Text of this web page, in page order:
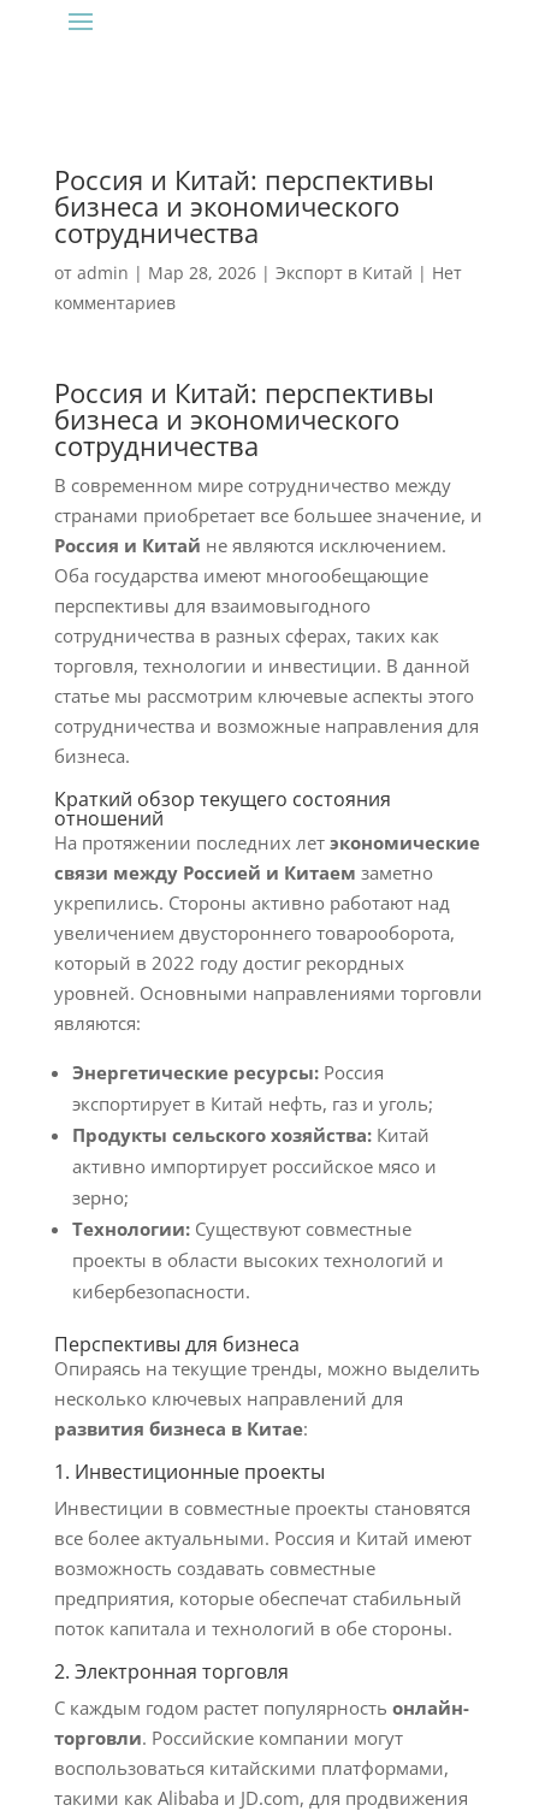
Россия и Китай: перспективы
бизнеса и экономического
сотрудничества
от admin | Мар 28, 2026| Экспорт в Китай | Нет
комментариев
Россия и Китай: перспективы
бизнеса и экономического
сотрудничества
В современном мире сотрудничество между
странами приобретает все большее значение, и
Россия и Китай не являются исключением.
Оба государства имеют многообещающие
перспективы для взаимовыгодного
сотрудничества в разных сферах, таких как
торговля, технологии и инвестиции. В данной
статье мы рассмотрим ключевые аспекты этого
сотрудничества и возможные направления для
бизнеса.
Краткий обзор текущего состояния
отношений
На протяжении последних лет экономические
связи между Россией и Китаем заметно
укрепились. Стороны активно работают над
увеличением двустороннего товарооборота,
который в 2022 году достиг рекордных
уровней. Основными направлениями торговли
являются:
Энергетические ресурсы:Россия
экспортирует в Китай нефть, газ и уголь;
Продукты сельского хозяйства:Китай
активно импортирует российское мясо и
зерно;
Технологии:Существуют совместные
проекты в области высоких технологий и
кибербезопасности.
Перспективы для бизнеса
Опираясь на текущие тренды, можно выделить
несколько ключевых направлений для
развития бизнеса в Китае:
1. Инвестиционные проекты
Инвестиции в совместные проекты становятся
все более актуальными. Россия и Китай имеют
возможность создавать совместные
предприятия, которые обеспечат стабильный
поток капитала и технологий в обе стороны.
2. Электронная торговля
С каждым годом растет популярность онлайн-
торговли. Российские компании могут
воспользоваться китайскими платформами,
такими как Alibaba и JD.com, для продвижения